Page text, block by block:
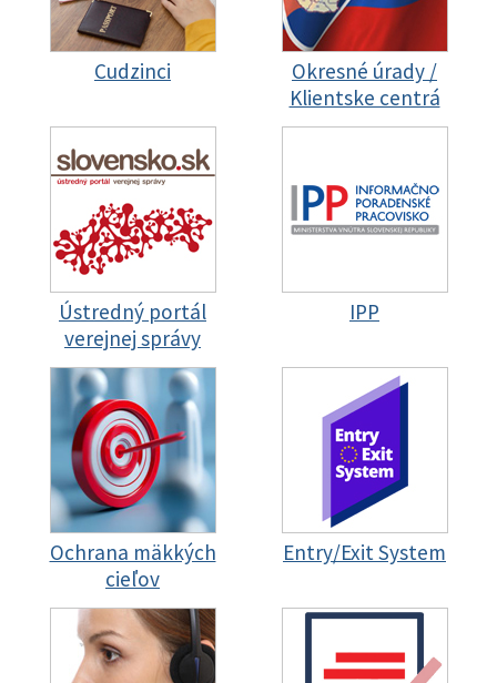
Cudzinci
Okresné úrady /
Klientske centrá
Ústredný portál
verejnej správy
IPP
Ochrana mäkkých
cieľov
Entry/Exit System